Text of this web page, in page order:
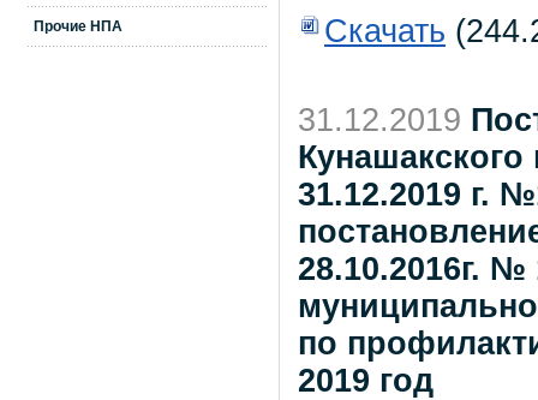
Прочие НПА
Скачать
31.12.2019
31.12.2019 г.
28.10.2016г.
по
2019 год